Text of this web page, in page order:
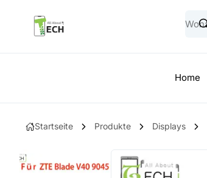
Home
Startseite Produkte Displays